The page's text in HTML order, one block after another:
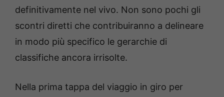
definitivamente nel vivo. Non sono pochi gli
scontri diretti che contribuiranno a delineare
in modo più specifico le gerarchie di
classifiche ancora irrisolte.
Nella prima tappa del viaggio in giro per